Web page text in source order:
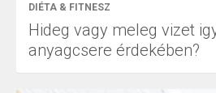
DIÉTA & FITNESZ
Hideg vagy meleg vizet
anyagcsere érdekében?